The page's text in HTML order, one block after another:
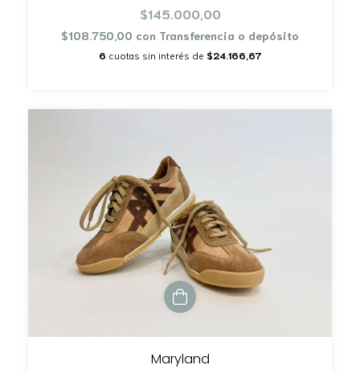
$145.000,00
$108.750,00 con Transferencia o depósito
6 cuotas sin interés de $24.166,67
Maryland